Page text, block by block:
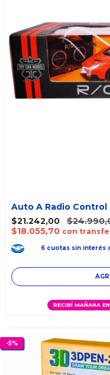
Auto A Radio Control
$21.242,00
$18.055,70 con
6 cuotas sin interés
RECIBÍ MAÑANA
-5%